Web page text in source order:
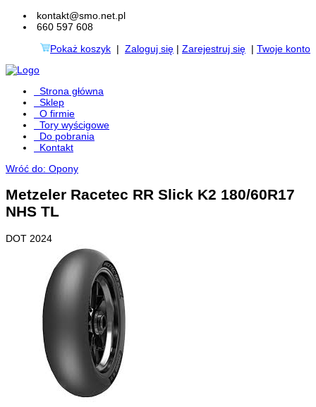
kontakt@smo.net.pl
660 597 608
Pokaż koszyk | Zaloguj się | Zarejestruj się | Twoje konto
Strona główna
Sklep
O firmie
Tory wyścigowe
Do pobrania
Kontakt
Wróć do: Opony
Metzeler Racetec RR Slick K2 180/60R17
NHS TL
DOT 2024